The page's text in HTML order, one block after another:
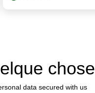
data secured with us